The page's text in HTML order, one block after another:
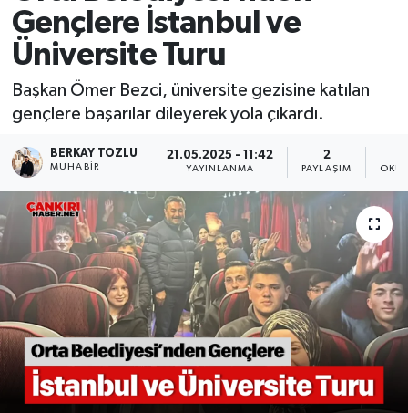
Gençlere İstanbul ve
Üniversite Turu
Başkan Ömer Bezci, üniversite gezisine katılan
gençlere başarılar dileyerek yola çıkardı.
BERKAY TOZLU
MUHABIR
21.05.2025 - 11:42
YAYINLANMA
2
PAYLAŞIM